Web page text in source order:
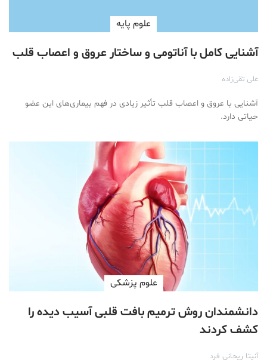
علوم پايه
آشنایی کامل با آناتومی و ساختار عروق و اعصاب قلب
علی تقی‌زاده
آشنایی با عروق و اعصاب قلب تأثیر زیادی در فهم بیماری‌های این عضو
حیاتی دارد.
علوم پزشكی
دانشمندان روش ترمیم بافت قلبی آسیب دیده را
کشف کردند
آنیتا ریحانی فرد